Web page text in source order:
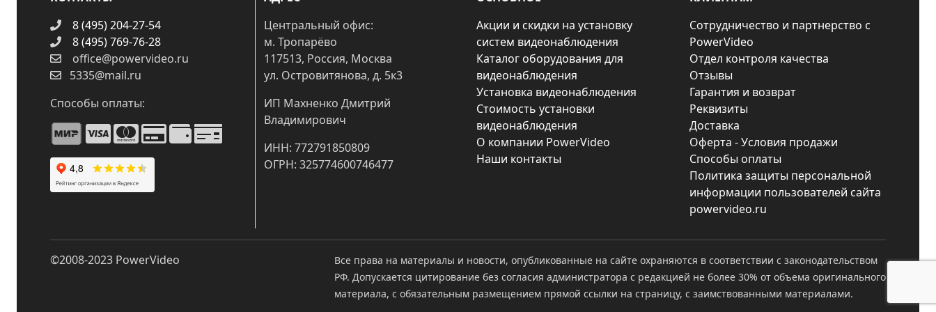
8 (495) 204-27-54
8 (495) 769-76-28
office@powervideo.ru
5335@mail.ru
Способы оплаты:
Центральный офис:
м. Тропарёво
117513, Россия, Москва
ул. Островитянова, д. 5к3
ИП Махненко Дмитрий
Владимирович
ИНН: 772791850809
ОГРН: 325774600746477
Акции и скидки на установку
систем видеонаблюдения
Каталог оборудования для
видеонаблюдения
Установка видеонаблюдения
Стоимость установки
видеонаблюдения
О компании PowerVideo
Наши контакты
Сотрудничество и партнерство с
PowerVideo
Отдел контроля качества
Отзывы
Гарантия и возврат
Реквизиты
Доставка
Оферта - Условия продажи
Способы оплаты
Политика защиты персональной
информации пользователей сайта
powervideo.ru
©2008-2023 PowerVideo
Все права на материалы и новости, опубликованные на сайте охраняются в соответствии с законодательством
РФ. Допускается цитирование без согласия администратора с редакцией не более 30% от объема оригинального
материала, с обязательным размещением прямой ссылки на страницу, с заимствованными материалами.